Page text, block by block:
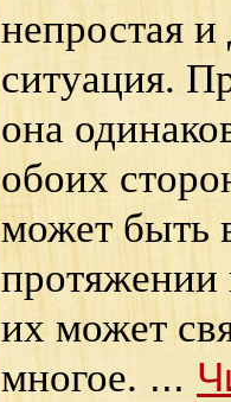
непростая
ситуация.
она
обоих
может быть
протяжении
их может
многое. ...